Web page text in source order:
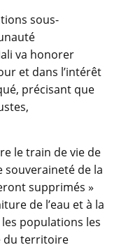
sous-
va honorer
et dans l’intérêt
précisant que
le train de vie de
souveraineté de la
supprimés »
de l’eau et à la
populations les
du territoire